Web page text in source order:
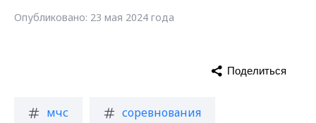
Опубликовано: 23 мая 2024 года
мчс соревнования
Поделиться